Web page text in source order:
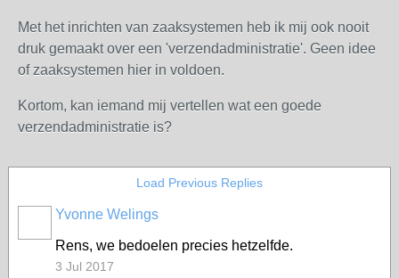
Met het inrichten van zaaksystemen heb ik mij ook nooit
druk gemaakt over een 'verzendadministratie'. Geen idee
of zaaksystemen hier in voldoen.
Kortom, kan iemand mij vertellen wat een goede
verzendadministratie is?
Load Previous Replies
Yvonne Welings
Rens, we bedoelen precies hetzelfde.
3 Jul 2017